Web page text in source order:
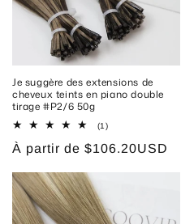
Je suggère des extensions de
cheveux teints en piano double
tirage #P2/6 50g
(1)1
des
Prix
À partir de $106.20USD